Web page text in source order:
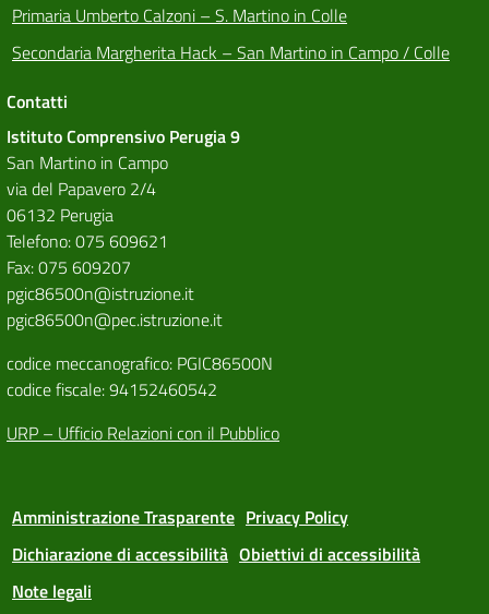
Primaria Umberto Calzoni – S. Martino in Colle
Secondaria Margherita Hack – San Martino in Campo / Colle
Contatti
Istituto Comprensivo Perugia 9
San Martino in Campo
via del Papavero 2/4
06132 Perugia
Telefono: 075 609621
Fax: 075 609207
pgic86500n@istruzione.it
pgic86500n@pec.istruzione.it
codice meccanografico: PGIC86500N
codice fiscale: 94152460542
URP – Ufficio Relazioni con il Pubblico
Amministrazione Trasparente Privacy Policy
Dichiarazione di accessibilità Obiettivi di accessibilità
Note legali